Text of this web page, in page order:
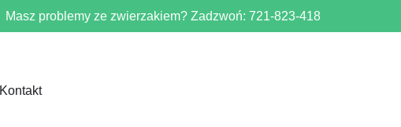
Masz problemy ze zwierzakiem? Zadzwoń: 721-823-418
Kontakt